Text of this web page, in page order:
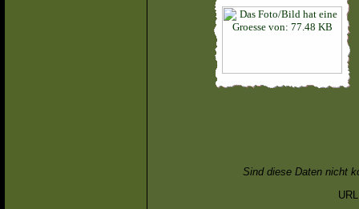
Sind diese Daten nicht